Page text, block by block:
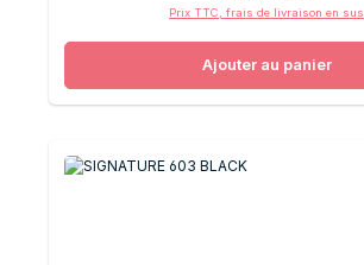
Prix TTC, frais de livraison en sus
Ajouter au panier